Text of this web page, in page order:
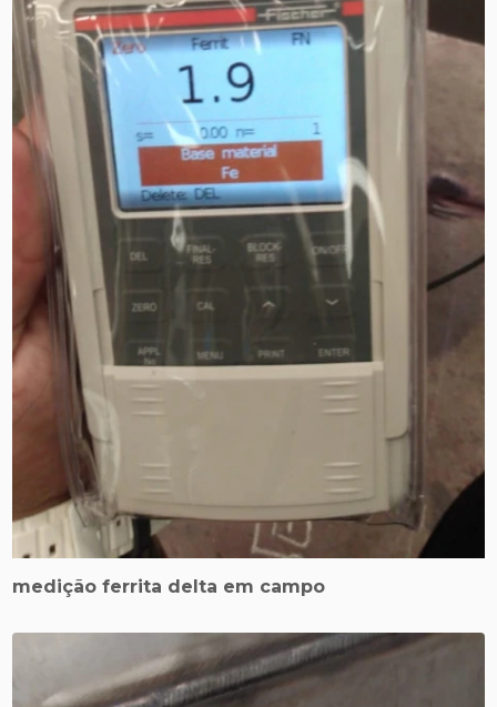
medição ferrita delta em campo